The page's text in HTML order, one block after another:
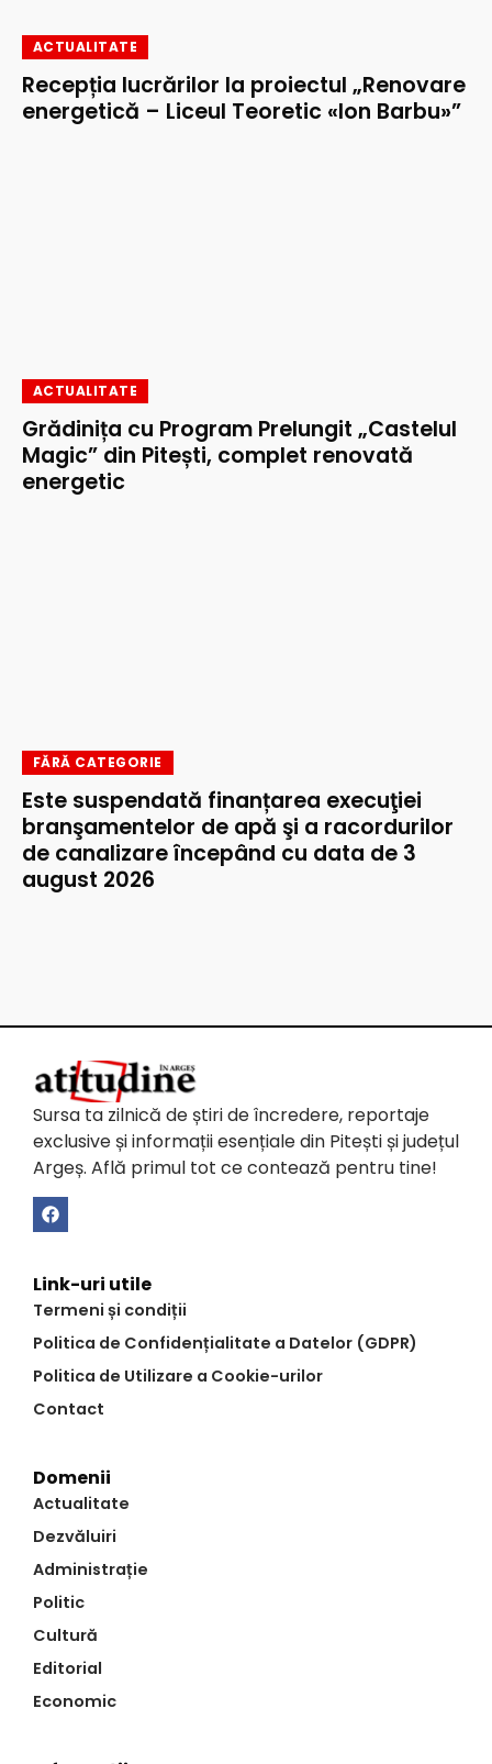
ACTUALITATE
Recepția lucrărilor la proiectul „Renovare
energetică – Liceul Teoretic «Ion Barbu»”
ACTUALITATE
Grădinița cu Program Prelungit „Castelul
Magic” din Pitești, complet renovată
energetic
FĂRĂ CATEGORIE
Este suspendată finanțarea execuţiei
branşamentelor de apă şi a racordurilor
de canalizare începând cu data de 3
august 2026
Sursa ta zilnică de știri de încredere, reportaje
exclusive și informații esențiale din Pitești și județul
Argeș. Află primul tot ce contează pentru tine!
Link-uri utile
Termeni și condiții
Politica de Confidențialitate a Datelor (GDPR)
Politica de Utilizare a Cookie-urilor
Contact
Domenii
Actualitate
Dezvăluiri
Administrație
Politic
Cultură
Editorial
Economic